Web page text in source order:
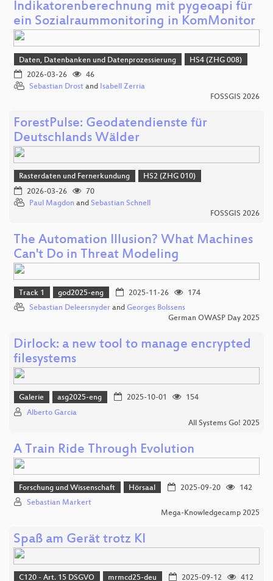
Indikatorenberechnung mit pygeoapi für
ein Sozialraummonitoring in KomMonitor
Daten, Datenbanken und Datenprozessierung
HS4 (ZHG 008)
2026-03-26
46
Sebastian Drost and Isabell Zerria
FOSSGIS 2026
ForestPulse: Geodatendienste für
Deutschlands Wälder
Rasterdaten und Fernerkundung
HS2 (ZHG 010)
2026-03-26
70
Paul Magdon and Sebastian Schnell
FOSSGIS 2026
The Automation Illusion? What Machines
Can't Do in Threat Modeling
Track 1 god2025-eng 2025-11-26
174
Sebastian Deleersnyder and Georges Bolssens
German OWASP Day 2025
Dirlock: a new tool to manage encrypted
filesystems
Galerie asg2025-eng 2025-10-01
154
Alberto Garcia
All Systems Go! 2025
A Train Ride Through Evolution
Forschung und Wissenschaft Hörsaal 2025-09-20
142
Sebastian Markert
Mega-Knowledgecamp 2025
Spaß am Gerät trotz KI
C120 - Art. 15 DSGVO mrmcd25-deu 2025-09-12 412